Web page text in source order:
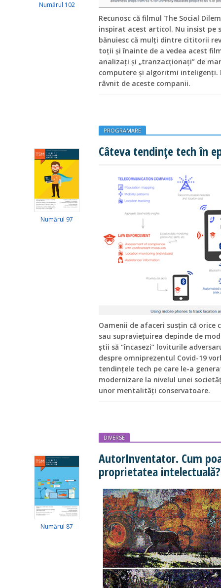
Numărul 102
Recunosc că filmul The Social
inspirat acest articol. Nu insist pe
bănuiesc că mulți dintre cititorii
toții și înainte de a vedea acest
analizați și „tranzacționați” de
computere și algoritmi inteligenți.
râvnit de aceste companii.
Numărul 97
PROGRAMARE
Câteva tendințe tech în
Oamenii de afaceri susțin că
sau supraviețuirea depinde de
știi să ’’încasezi’’ loviturile
despre omniprezentul Covid-19
tendințele tech pe care le-a
modernizare la nivelul unei
unor mentalități conservatoare.
Numărul 87
DIVERSE
AutorInventator. Cum
proprietatea intelectuală?